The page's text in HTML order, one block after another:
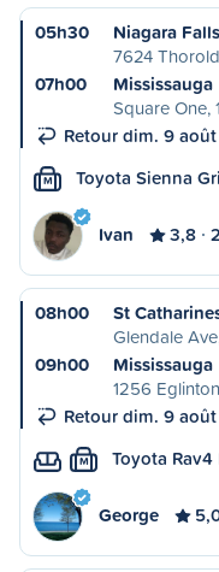
05h30
Niagara Falls
7624
07h00
Mississauga
Square One,
Retour dim. 9
M Toyota Sienna
Ivan 3,8
08h00
St
Glendale
09h00
Mississauga
1256
Retour dim. 9
M Toyota
George